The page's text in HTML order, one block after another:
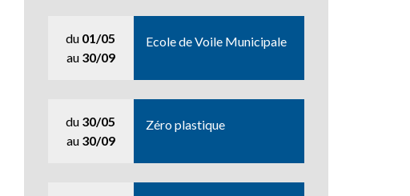
du 01/05
au 30/09
Ecole de Voile Municipale
du 30/05
au 30/09
Zéro plastique